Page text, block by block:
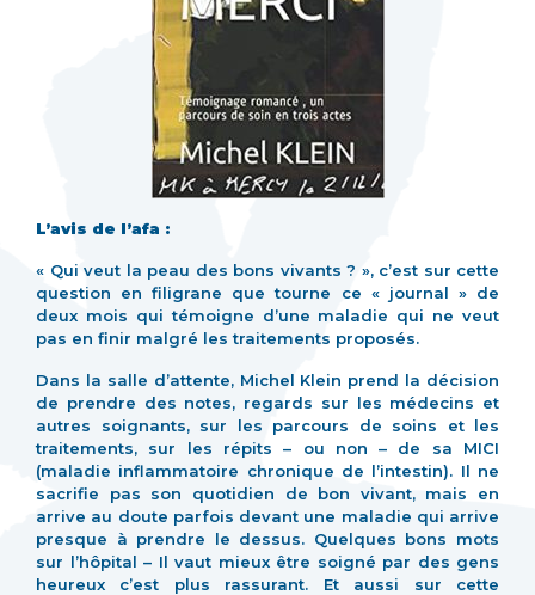
L’avis de l’afa :
« Qui veut la peau des bons vivants ? », c’est sur cette
question en filigrane que tourne ce « journal » de
deux mois qui témoigne d’une maladie qui ne veut
pas en finir malgré les traitements proposés.
Dans la salle d’attente, Michel Klein prend la décision
de prendre des notes, regards sur les médecins et
autres soignants, sur les parcours de soins et les
traitements, sur les répits – ou non – de sa MICI
(maladie inflammatoire chronique de l’intestin). Il ne
sacrifie pas son quotidien de bon vivant, mais en
arrive au doute parfois devant une maladie qui arrive
presque à prendre le dessus. Quelques bons mots
sur l’hôpital – Il vaut mieux être soigné par des gens
heureux c’est plus rassurant. Et aussi sur cette